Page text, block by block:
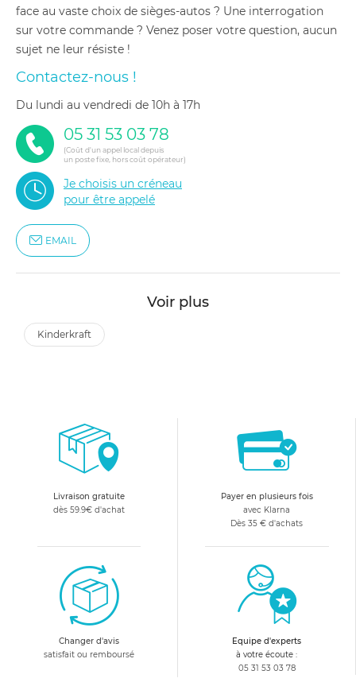
face au vaste choix de sièges-autos ? Une interrogation
sur votre commande ? Venez poser votre question, aucun
sujet ne leur résiste !
Contactez-nous !
du lundi au vendredi de 10h à 17h
05 31 53 03 78
(Coût d'un appel local depuis
un poste fixe, hors coût opérateur)
Je choisis un créneau
pour être appelé
EMAIL
Voir plus
kinderkraft
Livraison gratuite
dès 59.9€ d'achat
Payer en plusieurs fois
avec Klarna
Dès 35 € d'achats
Changer d'avis
satisfait ou remboursé
Equipe d'experts
à votre écoute :
05 31 53 03 78